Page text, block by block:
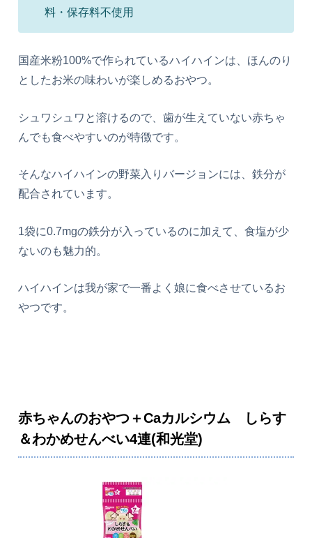
料・保存料不使用
国産米粉100%で作られているハイハインは、ほんのり
としたお米の味わいが楽しめるおやつ。
シュワシュワと溶けるので、歯が生えていない赤ちゃ
んでも食べやすいのが特徴です。
そんなハイハインの野菜入りバージョンには、鉄分が
配合されています。
1袋に0.7mgの鉄分が入っているのに加えて、食塩が少
ないのも魅力的。
ハイハインは我が家で一番よく娘に食べさせているお
やつです。
赤ちゃんのおやつ＋Caカルシウム しらす
＆わかめせんべい4連(和光堂)